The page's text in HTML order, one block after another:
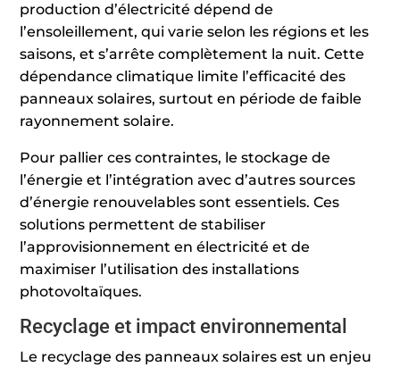
production d’électricité dépend de
l’ensoleillement, qui varie selon les régions et les
saisons, et s’arrête complètement la nuit. Cette
dépendance climatique limite l’efficacité des
panneaux solaires, surtout en période de faible
rayonnement solaire.
Pour pallier ces contraintes, le stockage de
l’énergie et l’intégration avec d’autres sources
d’énergie renouvelables sont essentiels. Ces
solutions permettent de stabiliser
l’approvisionnement en électricité et de
maximiser l’utilisation des installations
photovoltaïques.
Recyclage et impact environnemental
Le recyclage des panneaux solaires est un enjeu